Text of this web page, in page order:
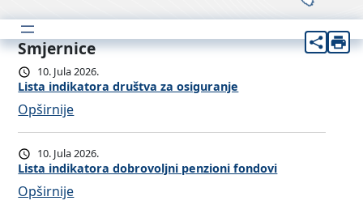
Smjernice
10. Jula 2026.
Lista indikatora društva za osiguranje
Opširnije:
L
i
s
10. Jula 2026.
Lista indikatora dobrovoljni penzioni fondovi
Opširnije: